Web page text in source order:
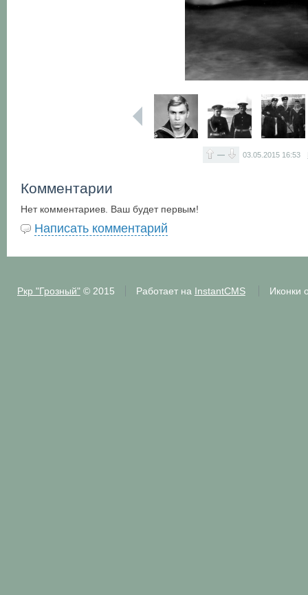
— 03.05.2015 16:53
Комментарии
Нет комментариев. Ваш будет первым!
Написать комментарий
Ркр "Грозный"© 2015 Работает на InstantCMS Иконки